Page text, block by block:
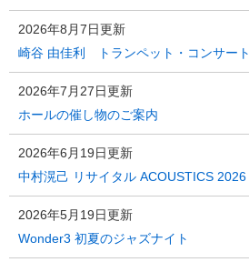
2026年8月7日更新
崎谷 由佳利 トランペット・コンサート
2026年7月27日更新
ホールの催し物のご案内
2026年6月19日更新
中村滉己 リサイタル ACOUSTICS 2026
2026年5月19日更新
Wonder3 初夏のジャズナイト